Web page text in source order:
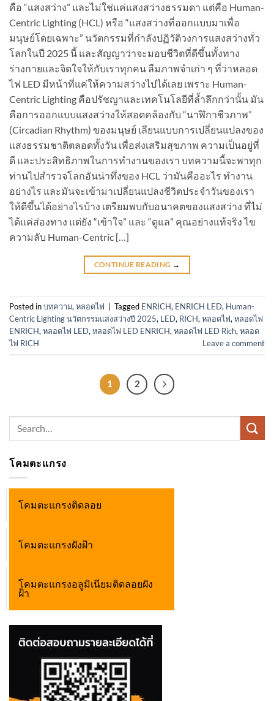
คือ “แสงสว่าง” และไม่ใช่แค่แสงสว่างธรรมดา แต่คือ Human-
Centric Lighting (HCL) หรือ “แสงสว่างที่ออกแบบมาเพื่อ
มนุษย์โดยเฉพาะ” นวัตกรรมที่กำลังปฏิวัติวงการแสงสว่างทั่ว
โลกในปี 2025 นี้ และสัญญาว่าจะมอบชีวิตที่ดีขึ้นทั้งทาง
ร่างกายและจิตใจให้กับเราทุกคน ลืมภาพจำเก่า ๆ ที่ว่าหลอด
ไฟ LED มีหน้าที่แค่ให้ความสว่างไปได้เลย เพราะ Human-
Centric Lighting คือปรัชญาและเทคโนโลยีที่ล้ำลึกกว่านั้น มัน
คือการออกแบบแสงสว่างให้สอดคล้องกับ “นาฬิกาชีวภาพ”
(Circadian Rhythm) ของมนุษย์ เลียนแบบการเปลี่ยนแปลงของ
แสงธรรมชาติตลอดทั้งวัน เพื่อส่งเสริมสุขภาพ ความเป็นอยู่ที่
ดี และประสิทธิภาพในการทำงานของเรา บทความนี้จะพาทุก
ท่านไปสำรวจโลกอันน่าทึ่งของ HCL ว่ามันคืออะไร ทำงาน
อย่างไร และมันจะเข้ามาเปลี่ยนแปลงชีวิตประจำวันของเรา
ให้ดีขึ้นได้อย่างไรบ้าง เตรียมพบกับอนาคตของแสงสว่าง ที่ไม่
ได้แค่ส่องทาง แต่ยัง “เข้าใจ” และ “ดูแล” คุณอย่างแท้จริง ไข
ความลับ Human-Centric […]
CONTINUE READING →
Posted inบทความ,หลอดไฟ Tagged ENRICH, ENRICH LED, Human-
Centric Lighting นวัตกรรมแสงสว่างปี 2025, LED, RICH,หลอดไฟ,หลอดไฟ
ENRICH,หลอดไฟ LED,หลอดไฟ LED ENRICH,หลอดไฟ LED Rich,หลอด
ไฟ RICH
Leave a comment
1 2
โคมตะแกรง
โคมตะแกรงติดลอย
โคมตะแกรงฝังฝ้า
โคมตะแกรงอลูมิเนียมติดลอยฝัง
ฝ้า